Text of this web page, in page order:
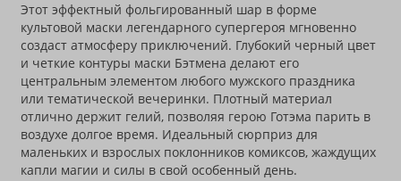
Этот эффектный фольгированный шар в форме
культовой маски легендарного супергероя мгновенно
создаст атмосферу приключений. Глубокий черный цвет
и четкие контуры маски Бэтмена делают его
центральным элементом любого мужского праздника
или тематической вечеринки. Плотный материал
отлично держит гелий, позволяя герою Готэма парить в
воздухе долгое время. Идеальный сюрприз для
маленьких и взрослых поклонников комиксов, жаждущих
капли магии и силы в свой особенный день.